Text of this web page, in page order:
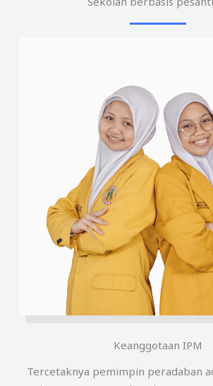
Keanggotaan IPM
Tercetaknya pemimpin peradaban